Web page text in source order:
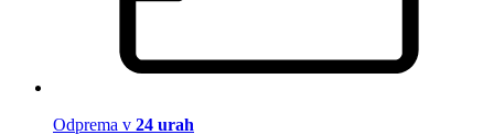
Odprema v 24 urah